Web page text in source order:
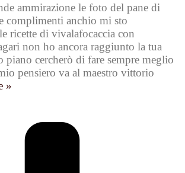
ammirazione le foto del pane di
complimenti anchio mi sto
ricette di vivalafocaccia con
non ho ancora raggiunto la tua
piano cercherò di fare sempre meglio
pensiero va al maestro vittorio
»